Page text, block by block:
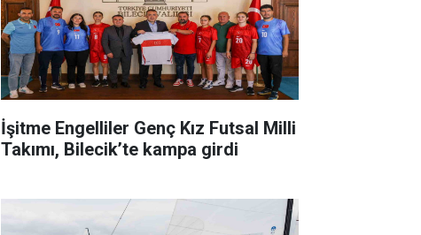
İşitme Engelliler Genç Kız Futsal Milli
Takımı, Bilecik’te kampa girdi